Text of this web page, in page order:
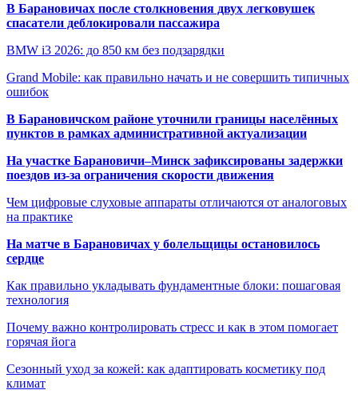
В Барановичах после столкновения двух легковушек
спасатели деблокировали пассажира
BMW i3 2026: до 850 км без подзарядки
Grand Mobile: как правильно начать и не совершить типичных
ошибок
В Барановичском районе уточнили границы населённых
пунктов в рамках административной актуализации
На участке Барановичи–Минск зафиксированы задержки
поездов из-за ограничения скорости движения
Чем цифровые слуховые аппараты отличаются от аналоговых
на практике
На матче в Барановичах у болельщицы остановилось
сердце
Как правильно укладывать фундаментные блоки: пошаговая
технология
Почему важно контролировать стресс и как в этом помогает
горячая йога
Сезонный уход за кожей: как адаптировать косметику под
климат